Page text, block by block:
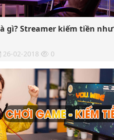
gì? Streamer kiếm tiền như
26-02-2018 0